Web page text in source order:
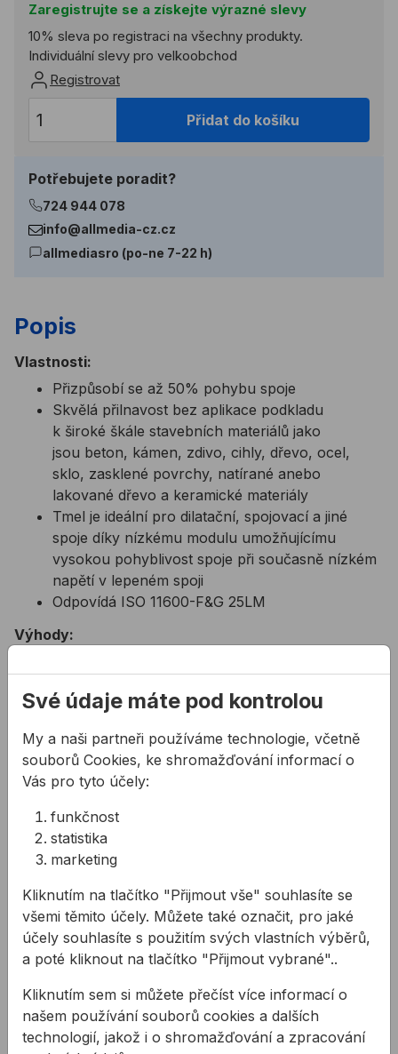
Zaregistrujte se a získejte výrazné slevy
10% sleva po registraci na všechny produkty.
Individuální slevy pro velkoobchod
Registrovat
Přidat do košíku
Potřebujete poradit?
724 944 078
info@allmedia-cz.cz
allmediasro (po-ne 7-22 h)
Popis
Vlastnosti:
Přizpůsobí se až 50% pohybu spoje
Skvělá přilnavost bez aplikace podkladu
k široké škále stavebních materiálů jako
jsou beton, kámen, zdivo, cihly, dřevo, ocel,
sklo, zasklené povrchy, natírané anebo
lakované dřevo a keramické materiály
Tmel je ideální pro dilatační, spojovací a jiné
spoje díky nízkému modulu umožňujícímu
vysokou pohyblivost spoje při současně nízkém
napětí v lepeném spoji
Odpovídá ISO 11600-F&G 25LM
Výhody:
Jednoduché, tradiční zapracování
Dobré zotavení po roztáhnutí a stlačení
Vysoká odolnost vůči působení ozónu a
ultrafialovému záření
Vynikající stabilita v širokém spektru teplot:
-50°C až 150°C
Barva:
C00 transparent
Ke stažení
KBÚ DOWSIL 791T
Karta bezpečnostních údajů pro silikonový tmel
DOWSIL 791T
Své údaje máte pod kontrolou
My a naši partneři používáme technologie, včetně
souborů Cookies, ke shromažďování informací o
Vás pro tyto účely:
funkčnost
statistika
marketing
Kliknutím na tlačítko "Přijmout vše" souhlasíte se
všemi těmito účely. Můžete také označit, pro jaké
účely souhlasíte s použitím svých vlastních výběrů,
a poté kliknout na tlačítko "Přijmout vybrané"..
Kliknutím sem si můžete přečíst více informací o
našem používání souborů cookies a dalších
technologií, jakož i o shromažďování a zpracování